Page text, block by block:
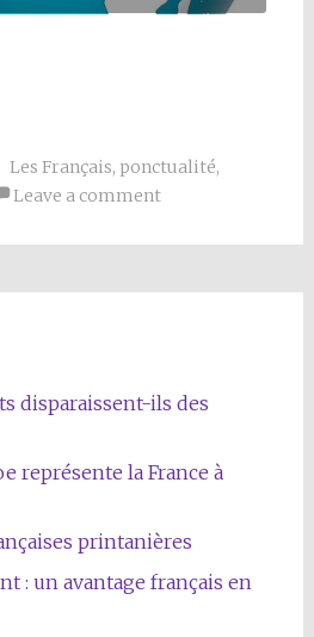
Les Français, ponctualité,
Leave a comment
disparaissent-ils des
représente la France à
printanières
: un avantage français en